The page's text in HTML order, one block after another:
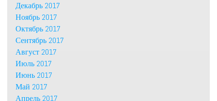
Декабрь 2017
Ноябрь 2017
Октябрь 2017
Сентябрь 2017
Август 2017
Июль 2017
Июнь 2017
Май 2017
Апрель 2017